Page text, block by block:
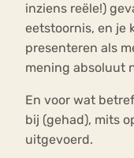
inziens reële!)
eetstoornis, en je
presenteren als
mening absoluut
En voor wat
bij (gehad), mits
uitgevoerd.